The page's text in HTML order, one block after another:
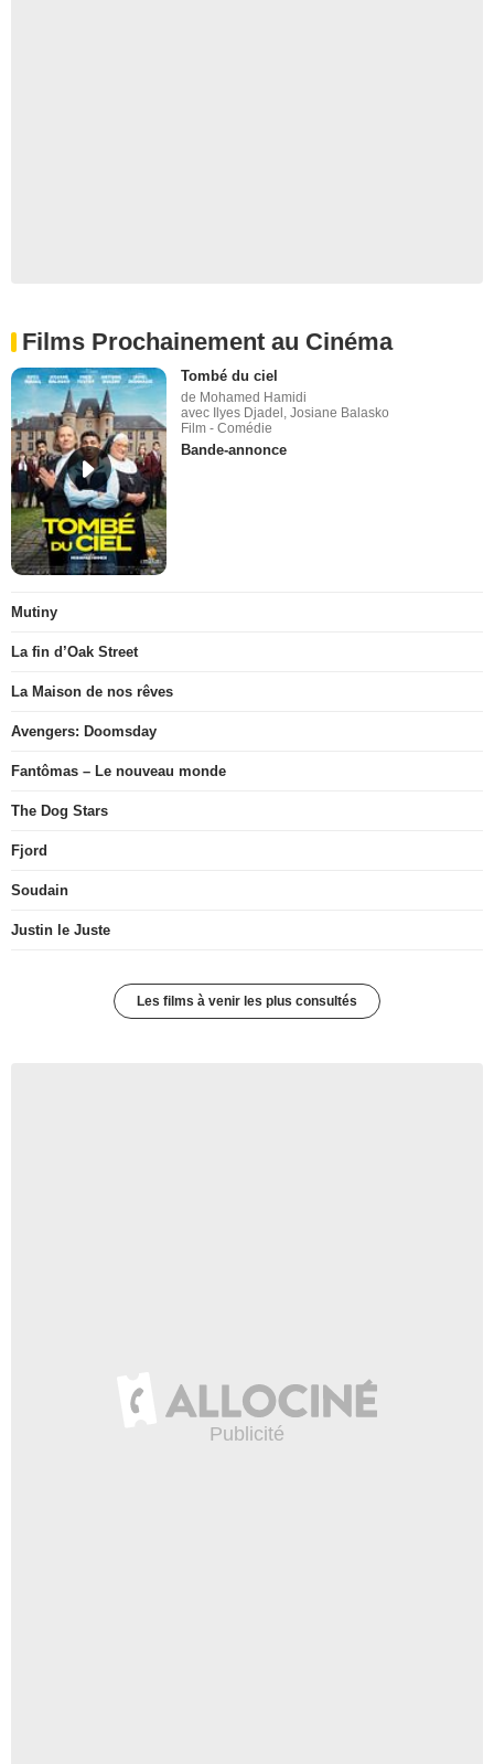
Films Prochainement au Cinéma
Tombé du ciel
de Mohamed Hamidi
avec Ilyes Djadel, Josiane Balasko
Film - Comédie
Bande-annonce
Mutiny
La fin d’Oak Street
La Maison de nos rêves
Avengers: Doomsday
Fantômas – Le nouveau monde
The Dog Stars
Fjord
Soudain
Justin le Juste
Les films à venir les plus consultés